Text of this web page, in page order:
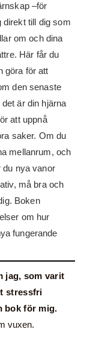
–för
direkt till dig som
om och dina
Här får du
göra för att
den senaste
är din hjärna
att uppnå
saker. Om du
mellanrum, och
du nya vanor
må bra och
Boken
om hur
fungerande
jag, som varit
stressfri
bok för mig.
vuxen.